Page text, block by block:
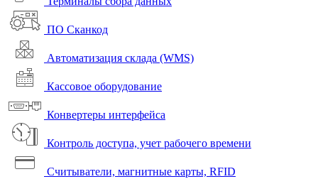
ПО Сканкод
Автоматизация склада (WMS)
Кассовое оборудование
Конвертеры интерфейса
Контроль доступа, учет рабочего времени
Считыватели, магнитные карты, RFID